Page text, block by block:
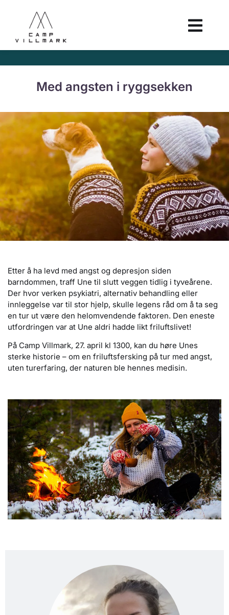
Med angsten i ryggsekken
Etter å ha levd med angst og depresjon siden
barndommen, traff Une til slutt veggen tidlig i tyveårene.
Der hvor verken psykiatri, alternativ behandling eller
innleggelse var til stor hjelp, skulle legens råd om å ta seg
en tur ut være den helomvendende faktoren. Den eneste
utfordringen var at Une aldri hadde likt friluftslivet!
På Camp Villmark, 27. april kl 1300, kan du høre Unes
sterke historie – om en friluftsfersking på tur med angst,
uten turerfaring, der naturen ble hennes medisin.